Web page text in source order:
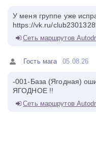
У меня группе уже
https://vk.ru/
Сеть маршрутов
Гость мага 05.08.26
-001-База (Ягодная)
ЯГОДНОЕ !!
Сеть маршрутов